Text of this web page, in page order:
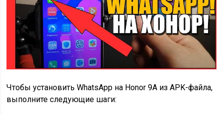
Чтобы установить WhatsApp на Honor 9A из APK-файла,
выполните следующие шаги: